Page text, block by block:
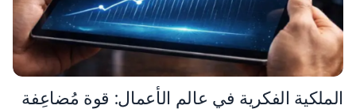
الملكية الفكرية في عالم الأعمال: قوة مُضاعِفة